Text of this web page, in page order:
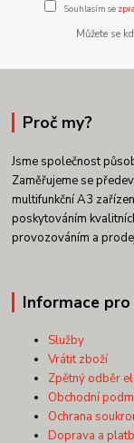
Souhlasím se
Můžete se
Proč my?
Jsme společnost
Zaměřujeme se
multifunkční A3
poskytováním
provozováním a
Informace pro
Služby
Vrátit zboží
Zpětný odběr
Obchodní
Ochrana
Doprava a